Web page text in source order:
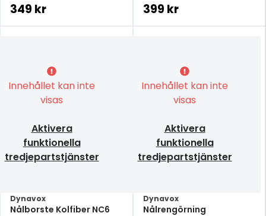
349 kr 399 kr
Innehållet kan inte
visas
Aktivera
funktionella
tredjepartstjänster
Dynavox
Nålborste Kolfiber NC6
Innehållet kan inte
visas
Aktivera
funktionella
tredjepartstjänster
Dynavox
Nålrengörning